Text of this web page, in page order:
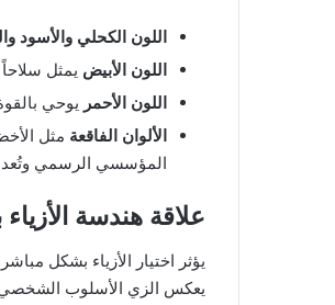
اللون الكحلي والأسود
اللون الأبيض يمثل
اللون الأحمر يوحي
الألوان الفاقعة مثل
المؤسسي الرسمي وتُعد
علاقة هندسة الأزياء
يؤثر اختيار الأزياء بشكل
يعكس الزي الأسلوب الشخصي